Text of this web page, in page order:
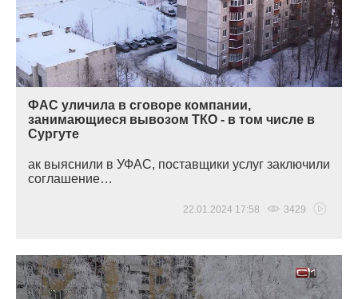
ФАС уличила в сговоре компании,
занимающиеся вывозом ТКО - в том числе в
Сургуте
ак выяснили в УФАС, поставщики услуг заключили
соглашение…
22.01.2024 17:58 3429